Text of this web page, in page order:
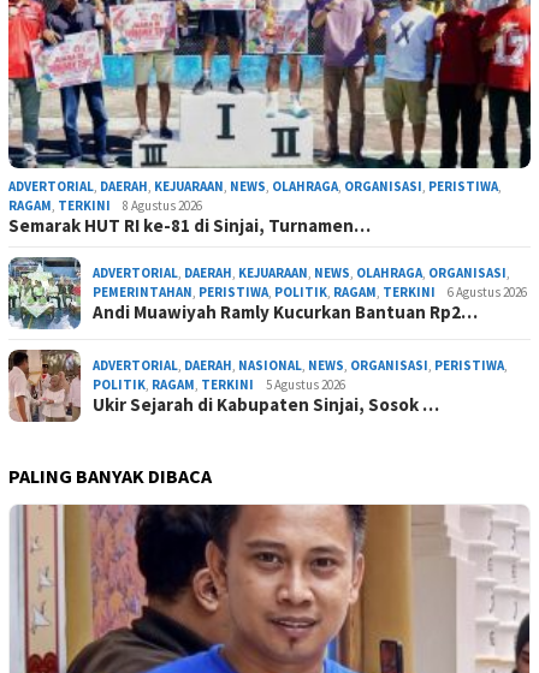
ADVERTORIAL, DAERAH, KEJUARAAN, NEWS, OLAHRAGA, ORGANISASI, PERISTIWA,
RAGAM, TERKINI 8 Agustus 2026
Semarak HUT RI ke-81 di Sinjai, Turnamen…
ADVERTORIAL, DAERAH, KEJUARAAN, NEWS, OLAHRAGA, ORGANISASI,
PEMERINTAHAN, PERISTIWA, POLITIK, RAGAM, TERKINI 6 Agustus 2026
Andi Muawiyah Ramly Kucurkan Bantuan Rp2…
ADVERTORIAL, DAERAH, NASIONAL, NEWS, ORGANISASI, PERISTIWA,
POLITIK, RAGAM, TERKINI 5 Agustus 2026
Ukir Sejarah di Kabupaten Sinjai, Sosok …
PALING BANYAK DIBACA